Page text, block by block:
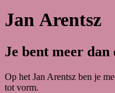
Jan Arentsz
Je bent meer dan
Op het Jan Arentsz ben je
tot vorm.